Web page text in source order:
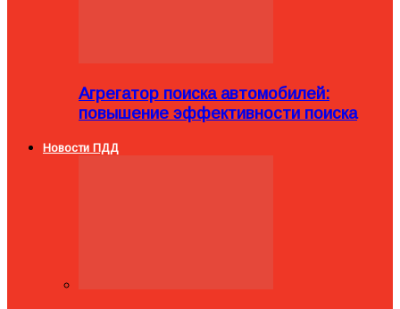
Агрегатор поиска автомобилей:
повышение эффективности поиска
Новости ПДД